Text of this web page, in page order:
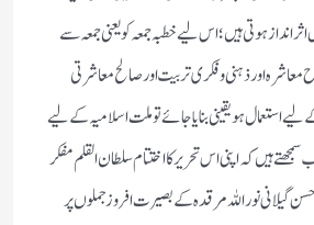
انداز ہوتی ہیں؛ اس لیے خطبہ جمعہ کو یعنی جمعہ سے
اور ذہنی وفکری تربیت اور صالح معاشرتی
استعمال ہو یقینی بنایا جائے تو ملت اسلامیہ کے لیے
ہیں کہ اپنی اس تحریر کا اختتام سلطان القلم مفکر
گیلانی نوراللہ مرقدہ کے بصیرت افروز جملوں پر